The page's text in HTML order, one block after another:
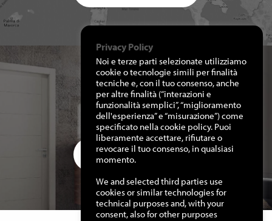
RICHIEDI I NOSTRI
CATALOGHI
CLICCA QUI
Privacy Policy
Noi e terze parti selezionate utilizziamo
cookie o tecnologie simili per finalità
tecniche e, con il tuo consenso, anche
per altre finalità (“interazioni e
funzionalità semplici”, “miglioramento
dell'esperienza” e “misurazione”) come
specificato nella cookie policy. Puoi
liberamente accettare, rifiutare o
revocare il tuo consenso, in qualsiasi
momento.
We and selected third parties use
cookies or similar technologies for
technical purposes and, with your
consent, also for other purposes